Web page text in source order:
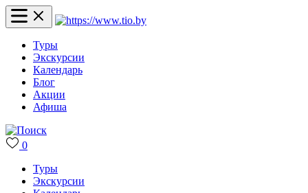
Туры
Экскурсии
Календарь
Блог
Акции
Афиша
0
Туры
Экскурсии